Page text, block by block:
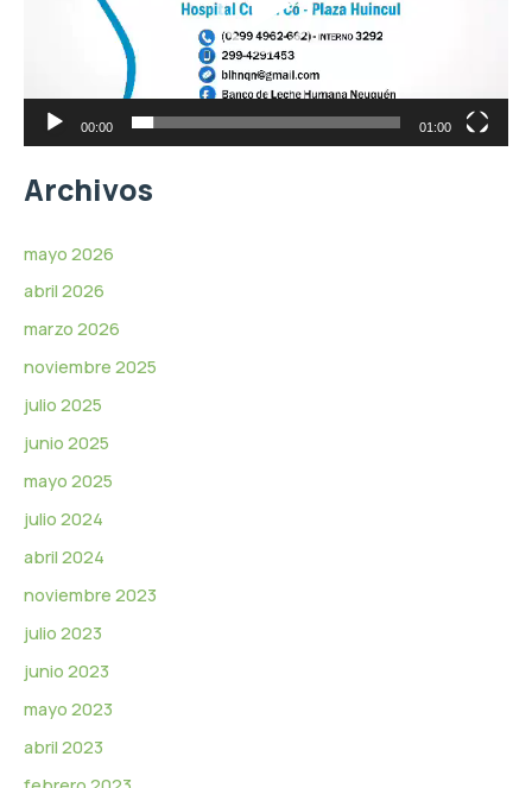
o
d
e
v
d
o
00:00 01:00
Archivos
mayo 2026
abril 2026
marzo 2026
noviembre 2025
julio 2025
junio 2025
mayo 2025
julio 2024
abril 2024
noviembre 2023
julio 2023
junio 2023
mayo 2023
abril 2023